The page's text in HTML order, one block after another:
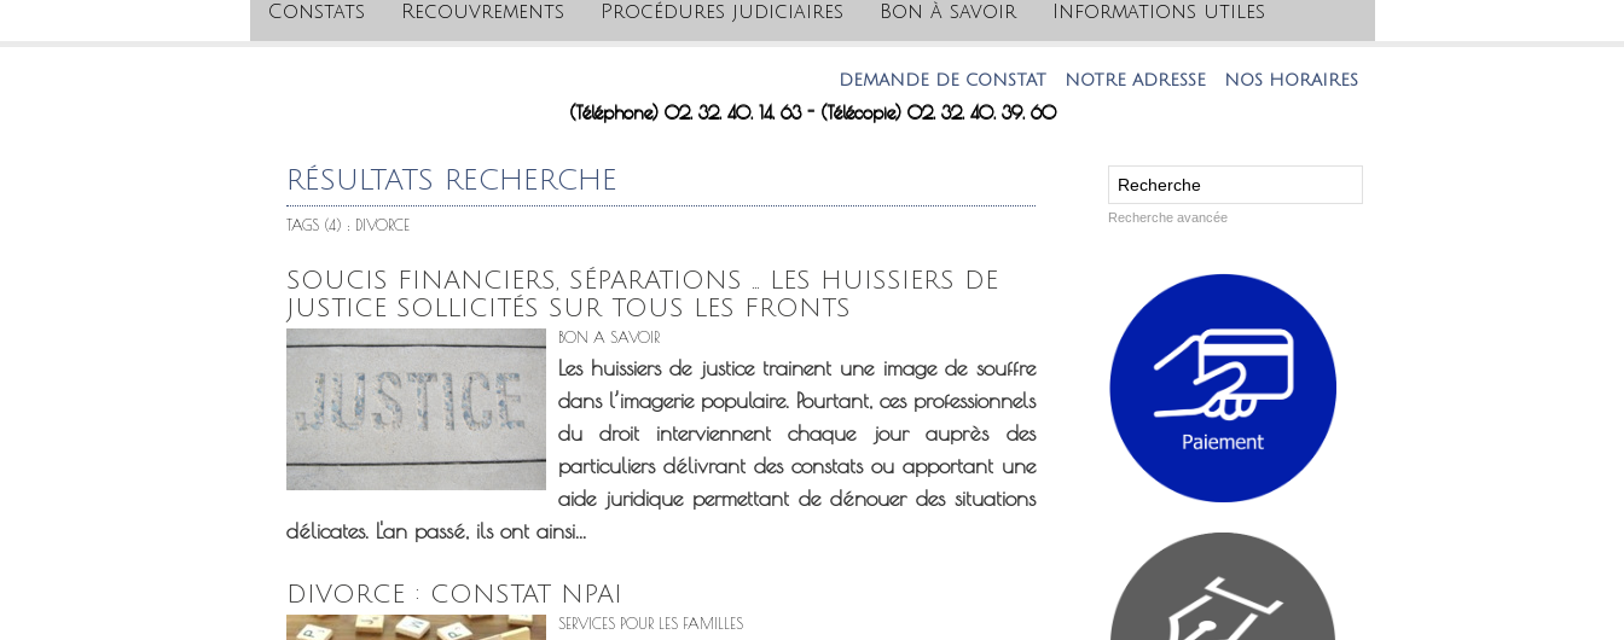
Constats Recouvrements Procédures judiciaires Bon à savoir Informations utiles
DEMANDE DE CONSTAT NOTRE ADRESSE NOS HORAIRES NOTRE MAIL
(Téléphone) 02. 32. 40. 14. 63 - (Télécopie) 02. 32. 40. 39. 60
RÉSULTATS RECHERCHE
TAGS (4) : DIVORCE
SOUCIS FINANCIERS, SÉPARATIONS … LES HUISSIERS DE
JUSTICE SOLLICITÉS SUR TOUS LES FRONTS
BON A SAVOIR
Les huissiers de justice trainent une image de souffre
dans l’imagerie populaire. Pourtant, ces professionnels
du droit interviennent chaque jour auprès des
particuliers délivrant des constats ou apportant une
aide juridique permettant de dénouer des situations
délicates. L'an passé, ils ont ainsi...
DIVORCE : CONSTAT NPAI
SERVICES POUR LES FAMILLES
Recherche avancée